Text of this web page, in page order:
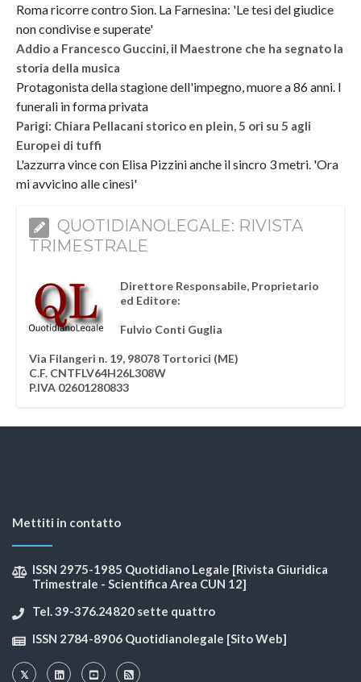
Roma ricorre contro Sion. La Farnesina: 'Le tesi del giudice
non condivise e superate'
Addio a Francesco Guccini, il Maestrone che ha segnato la
storia della musica
Protagonista della stagione dell'impegno, muore a 86 anni. I
funerali in forma privata
Parigi: Chiara Pellacani storico en plein, 5 ori su 5 agli
Europei di tuffi
L'azzurra vince con Elisa Pizzini anche il sincro 3 metri. 'Ora
mi avvicino alle cinesi'
QUOTIDIANOLEGALE: RIVISTA
TRIMESTRALE
Direttore Responsabile, Proprietario
ed Editore:
Fulvio Conti Guglia
Via Filangeri n. 19, 98078 Tortorici (ME)
C.F. CNTFLV64H26L308W
P.IVA 02601280833
Mettiti in contatto
ISSN 2975-1985 Quotidiano Legale [Rivista Giuridica
Trimestrale - Scientifica Area CUN 12]
Tel. 39-376.24820 sette quattro
ISSN 2784-8906 Quotidianolegale [Sito Web]